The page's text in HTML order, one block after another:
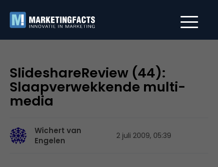
SlideshareReview (44):
Slaapverwekkende multi-
media
Wichert van
Engelen
2 juli 2009, 05:39